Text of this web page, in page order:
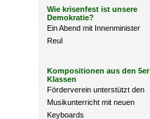
Wie krisenfest ist unsere
Demokratie?
Ein Abend mit Innenminister
Reul
Kompositionen aus den 5er
Klassen
Förderverein unterstützt den
Musikunterricht mit neuen
Keyboards